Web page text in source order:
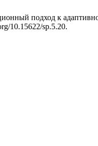
подход к
10.15622/sp.5.20.